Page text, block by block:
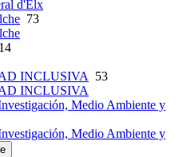
d'Elx
73
INCLUSIVA 53
INCLUSIVA
Medio Ambiente y
Medio Ambiente y